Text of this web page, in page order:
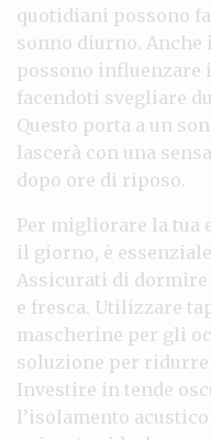
quotidiani possono
sonno diurno. Anche
possono influenzare
facendoti svegliare
Questo porta a un
lascerà con una
dopo ore di riposo.
Per migliorare la tua
il giorno, è
Assicurati di dormire
e fresca. Utilizzare
mascherine per gli
soluzione per
Investire in tende
l’isolamento